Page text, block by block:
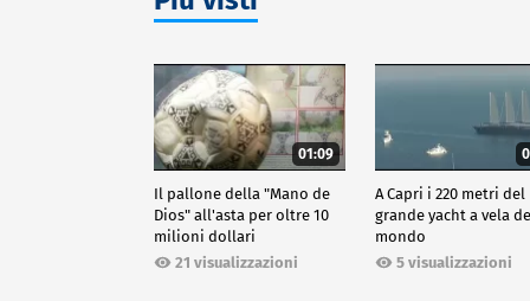
01:09
Il pallone della "Mano de
Dios" all'asta per oltre 10
milioni dollari
21 visualizzazioni
A Capri i 220 metri
grande yacht a vela
mondo
5 visualizzazioni